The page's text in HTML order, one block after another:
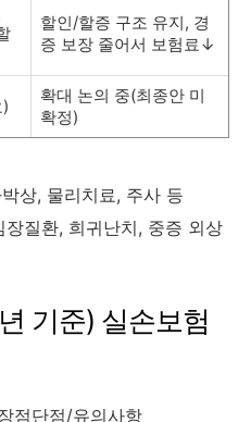
할인/할증 구조 유지, 경
증 보장 줄어서 보험료↓
확대 논의 중(최종안 미
확정)
상, 물리치료, 주사 등
장질환, 희귀난치, 중증 외상
기준) 실손보험
점단점/유의사항